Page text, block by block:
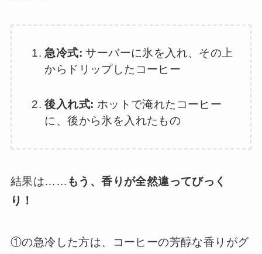
急冷式: サーバーに氷を入れ、その上
からドリップしたコーヒー
後入れ式: ホットで淹れたコーヒー
に、後から氷を入れたもの
結果は…… もう、香りが全然違ってびっく
り！
①の急冷した方は、コーヒーの芳醇な香りがグ